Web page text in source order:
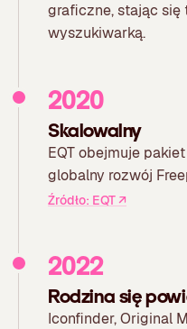
graficzne, stając się
wyszukiwarką.
2020
Skalowalny
EQT obejmuje
globalny rozwój
Źródło: EQT↗
2022
Rodzina się
Iconfinder, Original